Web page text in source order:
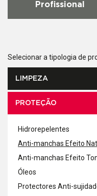
Profissional
Selecionar a tipologia de
LIMPEZA
PROTEÇÃO
Hidrorepelentes
Anti-manchas Efeito
Anti-manchas Efeito
Óleos
Protectores Anti-